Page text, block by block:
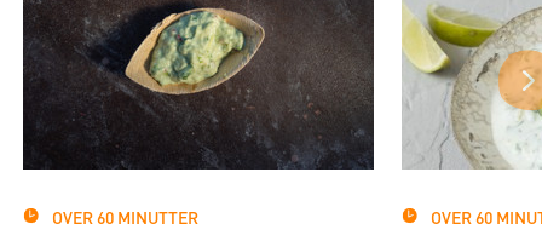
OVER 60 MINUTTER OVER 60